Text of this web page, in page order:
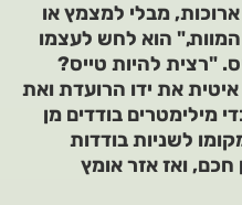
מבלי למצמץ או
הוא לחש לעצמו
"רצית להיות טייס?
את ידו הרועדת ואת
מילימטרים בודדים מן
לשניות בודדות
חכם, ואז אזר אומץ